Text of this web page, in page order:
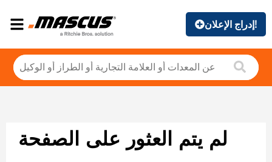
إدراج الإعلان!
لم يتم العثور على الصفحة